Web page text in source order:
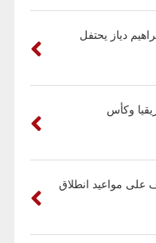
دياز يحتفل
وكأس
مواعيد انطلاق